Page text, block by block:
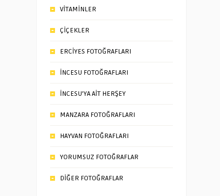
VİTAMİNLER
ÇİÇEKLER
ERCİYES FOTOĞRAFLARI
İNCESU FOTOĞRAFLARI
İNCESU’YA AİT HERŞEY
MANZARA FOTOĞRAFLARI
HAYVAN FOTOĞRAFLARI
YORUMSUZ FOTOĞRAFLAR
DİĞER FOTOĞRAFLAR